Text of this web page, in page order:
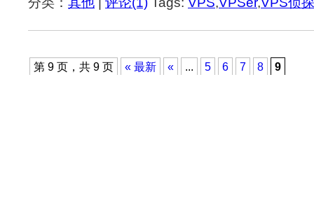
第 9 页，共 9 页 « 最新 « ... 5 6 7 8 9